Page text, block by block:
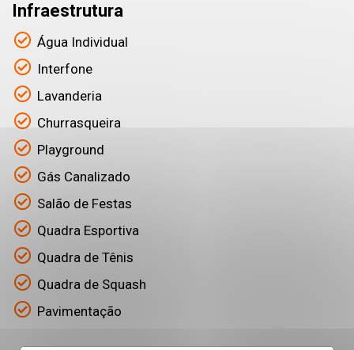
Infraestrutura
Água Individual
Interfone
Lavanderia
Churrasqueira
Playground
Gás Canalizado
Salão de Festas
Quadra Esportiva
Quadra de Tênis
Quadra de Squash
Pavimentação